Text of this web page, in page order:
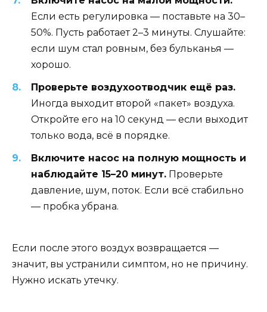
Если есть регулировка — поставьте на 30–
50%. Пусть работает 2–3 минуты. Слушайте:
если шум стал ровным, без бульканья —
хорошо.
Проверьте воздухоотводчик ещё раз.
Иногда выходит второй «пакет» воздуха.
Откройте его на 10 секунд — если выходит
только вода, всё в порядке.
Включите насос на полную мощность и
наблюдайте 15–20 минут. Проверьте
давление, шум, поток. Если всё стабильно
— пробка убрана.
Если после этого воздух возвращается —
значит, вы устранили симптом, но не причину.
Нужно искать утечку.